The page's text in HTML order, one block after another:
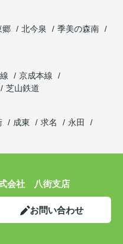
郷 北今泉
季美の森南
京成本線
芝山鉄道
成東 求名
永田
会社 八街支店
お問い合わせ